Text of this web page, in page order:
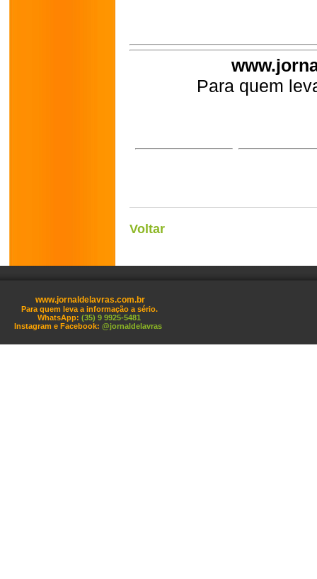
Para quem
Voltar
www.jornaldelavras.com.br
Para quem leva a informação a sério.
WhatsApp: (35) 9 9925-5481
Instagram e Facebook: @jornaldelavras